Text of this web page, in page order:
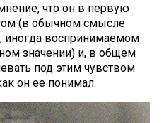
что он в первую
(в обычном смысле
иногда воспринимаемом
значении) и, в общем
под этим чувством
он ее понимал.